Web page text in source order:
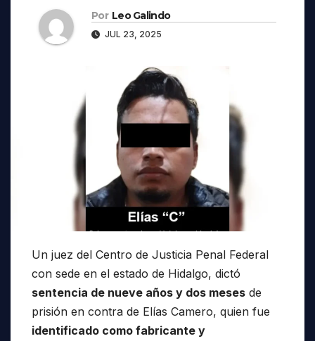
Por Leo Galindo
JUL 23, 2025
Un juez del Centro de Justicia Penal Federal
con sede en el estado de Hidalgo, dictó
sentencia de nueve años y dos meses de
prisión en contra de Elías Camero, quien fue
identificado como fabricante y